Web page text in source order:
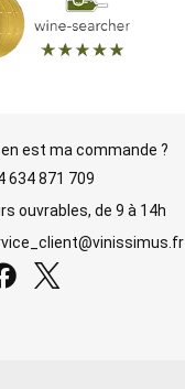
en est ma commande ?
634 871 709
ouvrables, de 9 à 14h